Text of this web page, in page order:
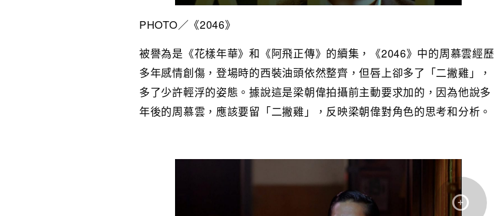
PHOTO／ 《2046》
被譽為是《花樣年華》和《阿飛正傳》的續集，《2046》中的周慕雲經歷
多年感情創傷，登場時的西裝油頭依然整齊，但唇上卻多了「二撇雞」，
多了少許輕浮的姿態。據說這是梁朝偉拍攝前主動要求加的，因為他說多
年後的周慕雲，應該要留「二撇雞」，反映梁朝偉對角色的思考和分析。